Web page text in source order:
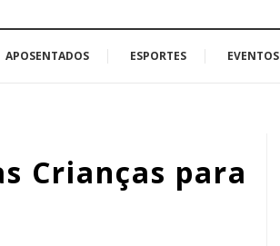
APOSENTADOS ESPORTES EVENTOS
Crianças para